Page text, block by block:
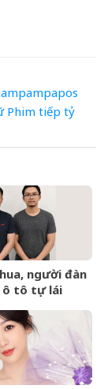
Phim tiếp tỷ
người đàn
ô tô tự lái